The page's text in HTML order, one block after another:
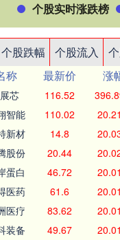
个股实时涨跌榜
个股跌幅 个股流入
称 最新价 涨
芯 116.52
智能 110.02
新材 14.8
股份 20.44
蛋白 46.72
医药 61.6
医疗 83.62
装备 49.67